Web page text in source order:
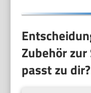
Zubehör
passt zu dir?